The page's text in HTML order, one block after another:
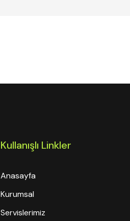
Kullanışlı Linkler
Anasayfa
Kurumsal
Servislerimiz